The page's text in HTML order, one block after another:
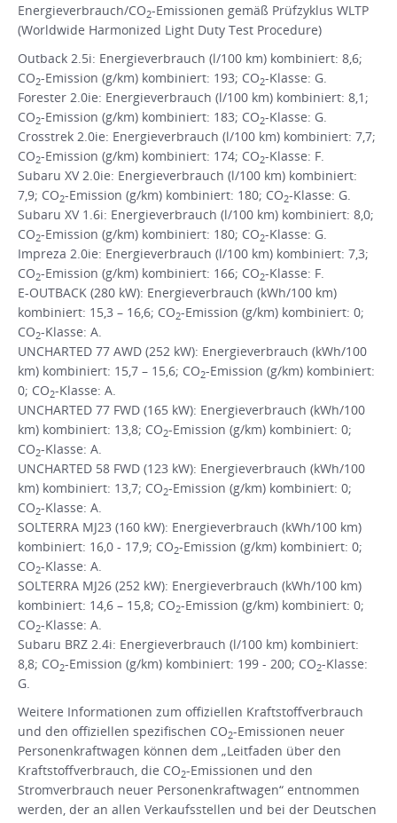
Energieverbrauch/CO2-Emissionen gemäß Prüfzyklus WLTP
(Worldwide Harmonized Light Duty Test Procedure)
Outback 2.5i: Energieverbrauch (l/100 km) kombiniert: 8,6;
CO2-Emission (g/km) kombiniert: 193; CO2-Klasse: G.
Forester 2.0ie: Energieverbrauch (l/100 km) kombiniert: 8,1;
CO2-Emission (g/km) kombiniert: 183; CO2-Klasse: G.
Crosstrek 2.0ie: Energieverbrauch (l/100 km) kombiniert: 7,7;
CO2-Emission (g/km) kombiniert: 174; CO2-Klasse: F.
Subaru XV 2.0ie: Energieverbrauch (l/100 km) kombiniert:
7,9; CO2-Emission (g/km) kombiniert: 180; CO2-Klasse: G.
Subaru XV 1.6i: Energieverbrauch (l/100 km) kombiniert: 8,0;
CO2-Emission (g/km) kombiniert: 180; CO2-Klasse: G.
Impreza 2.0ie: Energieverbrauch (l/100 km) kombiniert: 7,3;
CO2-Emission (g/km) kombiniert: 166; CO2-Klasse: F.
E-OUTBACK (280 kW): Energieverbrauch (kWh/100 km)
kombiniert: 15,3 – 16,6; CO2-Emission (g/km) kombiniert: 0;
CO2-Klasse: A.
UNCHARTED 77 AWD (252 kW): Energieverbrauch (kWh/100
km) kombiniert: 15,7 – 15,6; CO2-Emission (g/km) kombiniert:
0; CO2-Klasse: A.
UNCHARTED 77 FWD (165 kW): Energieverbrauch (kWh/100
km) kombiniert: 13,8; CO2-Emission (g/km) kombiniert: 0;
CO2-Klasse: A.
UNCHARTED 58 FWD (123 kW): Energieverbrauch (kWh/100
km) kombiniert: 13,7; CO2-Emission (g/km) kombiniert: 0;
CO2-Klasse: A.
SOLTERRA MJ23 (160 kW): Energieverbrauch (kWh/100 km)
kombiniert: 16,0 - 17,9; CO2-Emission (g/km) kombiniert: 0;
CO2-Klasse: A.
SOLTERRA MJ26 (252 kW): Energieverbrauch (kWh/100 km)
kombiniert: 14,6 – 15,8; CO2-Emission (g/km) kombiniert: 0;
CO2-Klasse: A.
Subaru BRZ 2.4i: Energieverbrauch (l/100 km) kombiniert:
8,8; CO2-Emission (g/km) kombiniert: 199 - 200; CO2-Klasse:
G.
Weitere Informationen zum offiziellen Kraftstoffverbrauch
und den offiziellen spezifischen CO2-Emissionen neuer
Personenkraftwagen können dem „Leitfaden über den
Kraftstoffverbrauch, die CO2-Emissionen und den
Stromverbrauch neuer Personenkraftwagen“ entnommen
werden, der an allen Verkaufsstellen und bei der Deutschen